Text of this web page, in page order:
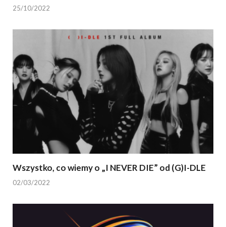
25/10/2022
Wszystko, co wiemy o „I NEVER DIE” od (G)I-DLE
02/03/2022